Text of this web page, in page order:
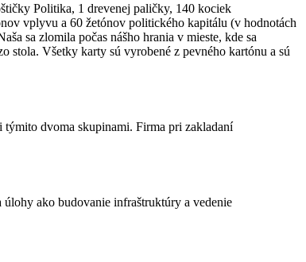
Politika, 1 drevenej paličky, 140 kociek
vplyvu a 60 žetónov politického kapitálu (v hodnotách
sa zlomila počas nášho hrania v mieste, kde sa
Všetky karty sú vyrobené z pevného kartónu a sú
dvoma skupinami. Firma pri zakladaní
ako budovanie infraštruktúry a vedenie